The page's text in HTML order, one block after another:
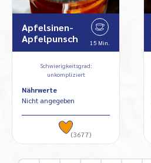
Apfelsinen-
Apfelpunsch
15 Min.
Schwierigkeitsgrad:
unkompliziert
Nährwerte
Nicht angegeben
(3677)